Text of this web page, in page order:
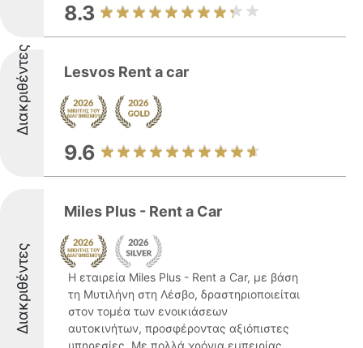
8.3
Διακριθέντες Lesvos Rent a car
9.6
Διακριθέντες
Miles Plus - Rent a Car
Η εταιρεία Miles Plus - Rent a Car, με βάση
τη Μυτιλήνη στη Λέσβο, δραστηριοποιείται
στον τομέα των ενοικιάσεων
αυτοκινήτων, προσφέροντας αξιόπιστες
υπηρεσίες. Με πολλά χρόνια εμπειρίας